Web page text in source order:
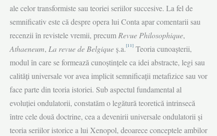
ale celor transformiste sau teoriei seriilor succesive. La fel de
semnificativ este că despre opera lui Conta apar comentarii sau
recenzii în revistele vremii, precum Revue Philosophique,
Athaeneum, La revue de Belgique ș.a.[11] Teoria cunoașterii,
modul în care se formează cunoștințele ca idei abstracte, legi sau
calități universale vor avea implicit semnificații metafizice sau vor
face parte din teoria istoriei. Sub aspectul fundamental al
evoluției ondulatorii, constatăm o legătură teoretică intrinsecă
între cele două doctrine, cea a devenirii universale ondulatorii și
teoria seriilor istorice a lui Xenopol, deoarece conceptele ambilor